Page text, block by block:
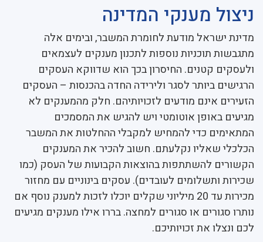
ניצול מענקי המדינה
מדינת ישראל מודעת לחומרת המשבר, ובימים אלה
מתגבשות תוכניות נוספות לתכנון מענקים לעצמאים
ולעסקים קטנים. החיסרון בכך הוא שדווקא העסקים
הרגישים ביותר לסגר ולירידה החדה בהכנסות – העסקים
הזעירים אינם מודעים לזכויותיהם. חלק מהמענקים לא
מגיעים באופן אוטומטי ויש להגיש את המסמכים
המתאימים כדי להמחיש למקבלי ההחלטות את המשבר
הכלכלי שאליו נקלעתם. חשוב להכיר את המענקים
הקשורים להשתתפות בהוצאות הקבועות של העסק (כמו
שכירות ותשלומים לעובדים). עסקים בינוניים עם מחזור
מכירות עד 20 מיליוני שקלים יוכלו לזכות למענק נוסף אם
נותרו סגורים או סגורים למחצה. בררו אילו מענקים מגיעים
לכם ונצלו את זכויותיכם.